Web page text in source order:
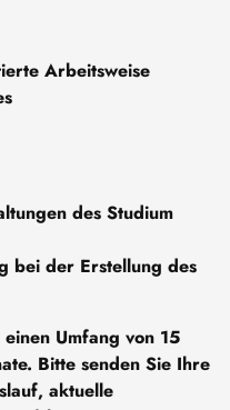
Arbeitsweise
des Studium
bei der Erstellung des
Umfang von 15
Bitte senden Sie Ihre
aktuelle